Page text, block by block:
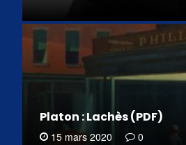
Platon : Lachès (PDF)
15 mars 2020 0